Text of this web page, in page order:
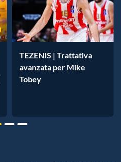
TEZENIS | Trattativa
avanzata per Mike
Tobey